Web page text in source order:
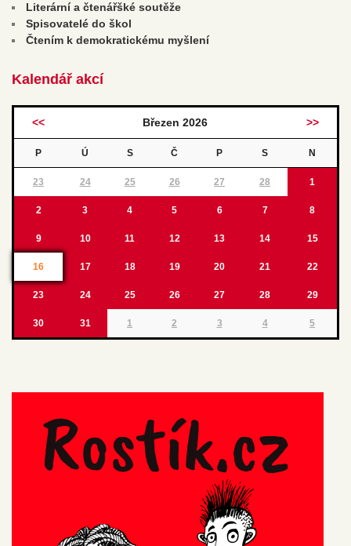
Literární a čtenářšké soutěže
Spisovatelé do škol
Čtením k demokratickému myšlení
Kalendář akcí
<< Březen 2026 >>
P Ú S Č P S N
23 24 25 26 27 28 1
2 3 4 5 6 7 8
9 10 11 12 13 14 15
16 17 18 19 20 21 22
23 24 25 26 27 28 29
30 31 1 2 3 4 5